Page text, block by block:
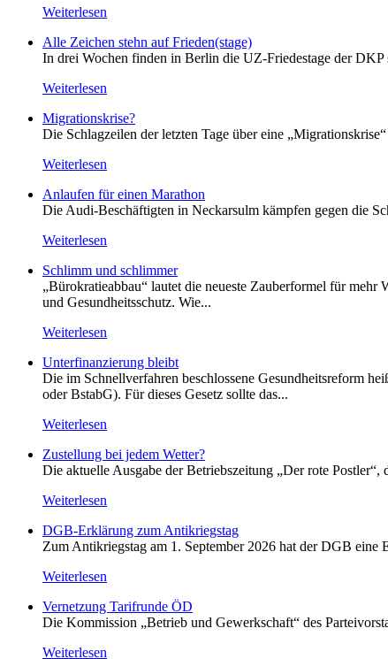
Weiterlesen
Alle Zeichen stehn auf Frieden(stage)
In drei Wochen finden in Berlin die UZ-Friedestage der DKP
Weiterlesen
Migrationskrise?
Die Schlagzeilen der letzten Tage über eine
Weiterlesen
Anlaufen für einen Marathon
Die Audi-Beschäftigten in Neckarsulm kämpfen gegen die
Weiterlesen
Schlimm und schlimmer
„Bürokratieabbau“ lautet die neueste Zauberformel für
und Gesundheitsschutz. Wie...
Weiterlesen
Unterfinanzierung bleibt
Die im Schnellverfahren beschlossene Gesundheitsreform
oder BstabG). Für dieses Gesetz sollte das...
Weiterlesen
Zustellung bei jedem Wetter?
Die aktuelle Ausgabe der Betriebszeitung „Der rote
Weiterlesen
DGB-Erklärung zum Antikriegstag
Zum Antikriegstag am 1. September 2026 hat der DGB
Weiterlesen
Vernetzung Tarifrunde ÖD
Die Kommission „Betrieb und Gewerkschaft“ des
Weiterlesen